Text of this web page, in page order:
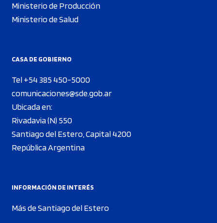
Ministerio de Producción
Ministerio de Salud
CASA DE GOBIERNO
Tel +54 385 450-5000
comunicaciones@sde.gob.ar
Ubicada en:
Rivadavia (N) 550
Santiago del Estero, Capital 4200
República Argentina
INFORMACIÓN DE INTERÉS
Más de Santiago del Estero